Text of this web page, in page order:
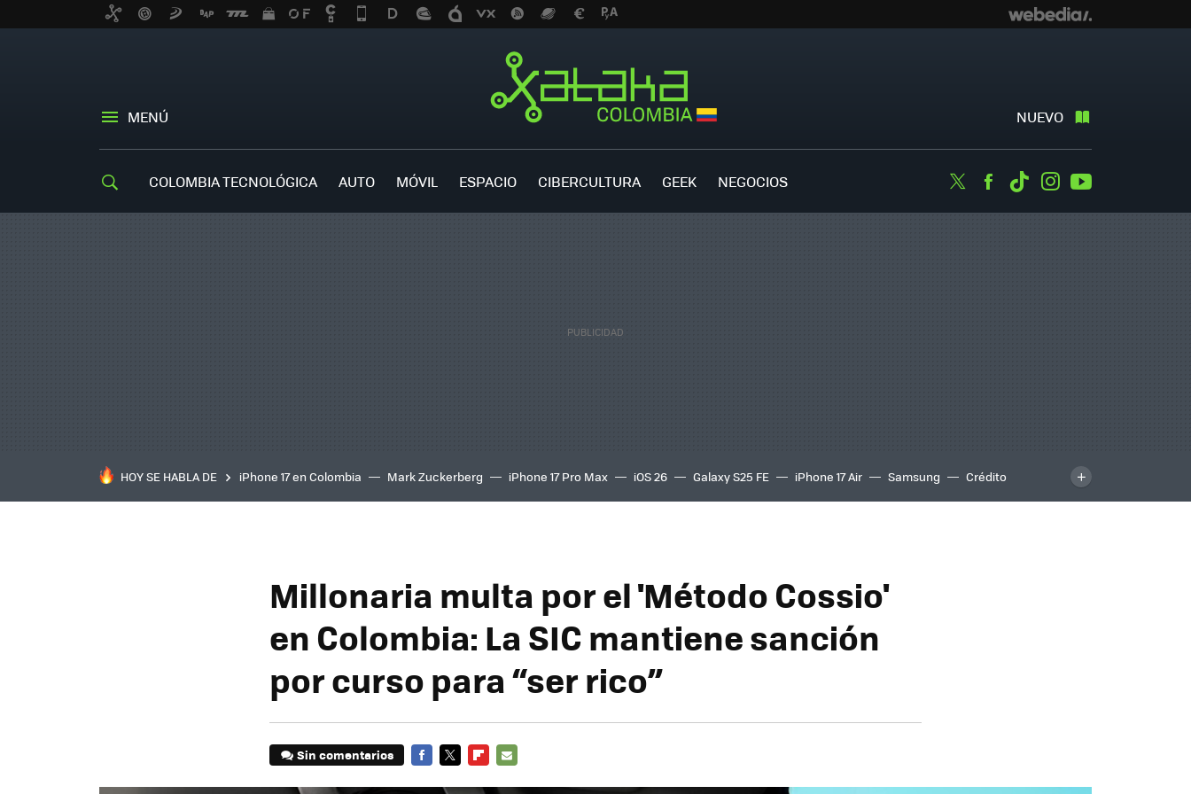
MENÚ NUEVO
COLOMBIA TECNOLÓGICA AUTO MÓVIL ESPACIO CIBERCULTURA GEEK NEGOCIOS TwitterFacebook
TiktokInstagram
HOY SE HABLA DE iPhone 17 en Colombia Mark Zuckerberg iPhone 17 Pro Max iOS 26 Galaxy S25 FE iPhone 17 Air Samsung
Crédito
inteligente
IA TCL C8K
Millonaria multa por el 'Método Cossio'
en Colombia: La SIC mantiene sanción
por curso para “ser rico”
Sin comentarios